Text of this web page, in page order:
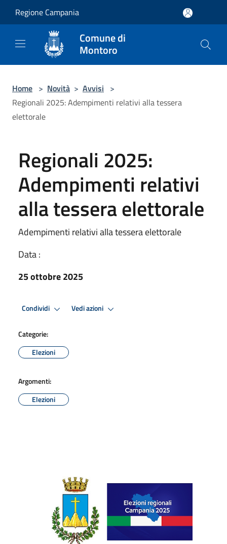
Regione Campania
Comune di
Montoro
Home > Novità > Avvisi >
Regionali 2025: Adempimenti relativi alla tessera
elettorale
Regionali 2025:
Adempimenti relativi
alla tessera elettorale
Adempimenti relativi alla tessera elettorale
Data :
25 ottobre 2025
Condividi Vedi azioni
Categorie:
Elezioni
Argomenti:
Elezioni